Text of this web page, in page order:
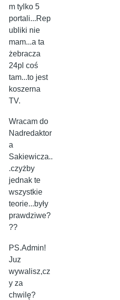
m tylko 5
portali...Rep
ubliki nie
mam...a ta
żebracza
24pl coś
tam...to jest
koszerna
TV.
Wracam do
Nadredaktor
a
Sakiewicza..
.czyżby
jednak te
wszystkie
teorie...były
prawdziwe?
??
PS.Admin!
Juz
wywalisz,cz
y za
chwilę?